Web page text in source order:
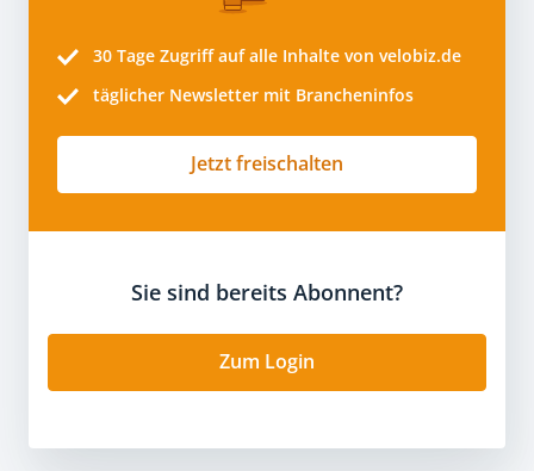
30 Tage Zugriff auf alle Inhalte von velobiz.de
täglicher Newsletter mit Brancheninfos
Jetzt freischalten
Sie sind bereits Abonnent?
Zum Login